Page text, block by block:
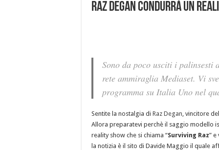
Raz Degan condurrà un
Sono da poco usciti i
rete ammiraglia Mediaset. Vi
programma su Italia Uno nel
Sentite la nostalgia di Raz Degan, vincitore
Allora preparatevi perchè il saggio modello
reality show che si chiama “Surviving Raz”
la notizia è il sito di Davide Maggio il quale